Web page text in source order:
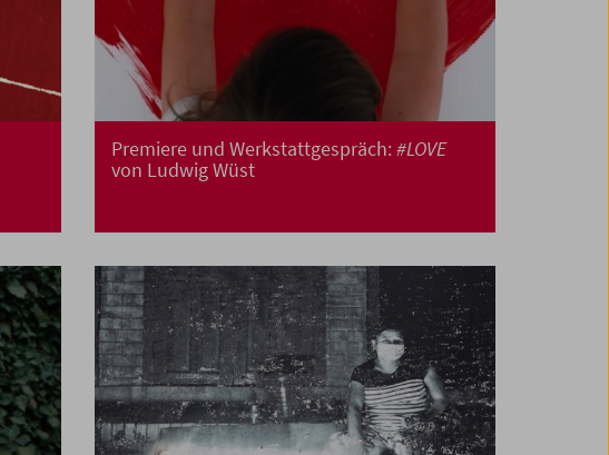
Premiere und Werkstattgespräch:#LOVE
von Ludwig Wüst